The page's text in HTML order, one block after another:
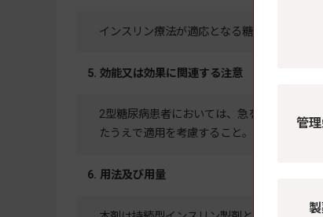
インスリン療法が適応となる糖尿病
5. 効能又は効果に関連する注意
2型糖尿病患者においては、急を要する場合
たうえで適用を考慮すること。
6. 用法及び用量
管